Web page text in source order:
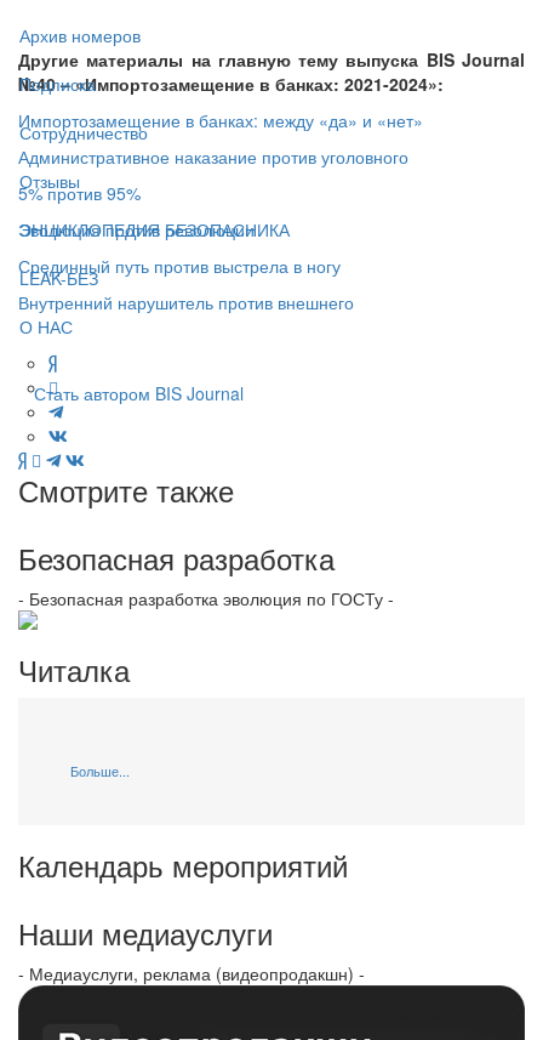
Архив номеров
Подписка
Сотрудничество
Отзывы
ЭНЦИКЛОПЕДИЯ БЕЗОПАСНИКА
LEAK-БЕЗ
О НАС
Другие материалы на главную тему выпуска BIS Journal
№40 – «Импортозамещение в банках: 2021-2024»:
Импортозамещение в банках: между «да» и «нет»
Административное наказание против уголовного
5% против 95%
Эволюция против революции
Срединный путь против выстрела в ногу
Внутренний нарушитель против внешнего
Стать автором BIS Journal
Смотрите также
Безопасная разработка
- Безопасная разработка эволюция по ГОСТу -
Читалка
Больше...
Календарь мероприятий
Наши медиауслуги
- Медиауслуги, реклама (видеопродакшн) -